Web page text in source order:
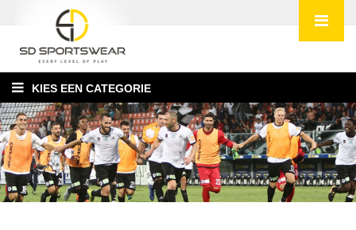
KIES EEN CATEGORIE